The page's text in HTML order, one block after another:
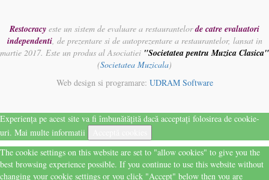
Restocracy este un sistem de evaluare a restaurantelorde catre evaluatori
independenti, de prezentare si de autoprezentare a restaurantelor, lansat in
martie 2017. Este un produs al Asociatiei "Societatea pentru Muzica Clasica"
(Societatea Muzicala)
Web design si programare: UDRAM Software
Experiența pe acest site va fi îmbunătățită dacă acceptați folosirea de cookie-
uri. Mai multe informatii
The cookie settings on this website are set to "allow cookies" to give you the
best browsing experience possible. If you continue to use this website without
changing your cookie settings or you click "Accept" below then you are